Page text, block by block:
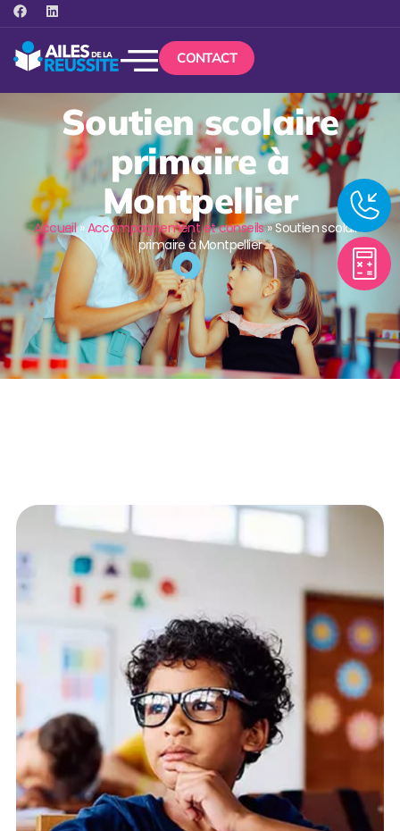
CONTACT
Soutien scolaire
primaire à
Montpellier
Accueil»Accompagnement et conseils»Soutien scolaire
primaire à Montpellier